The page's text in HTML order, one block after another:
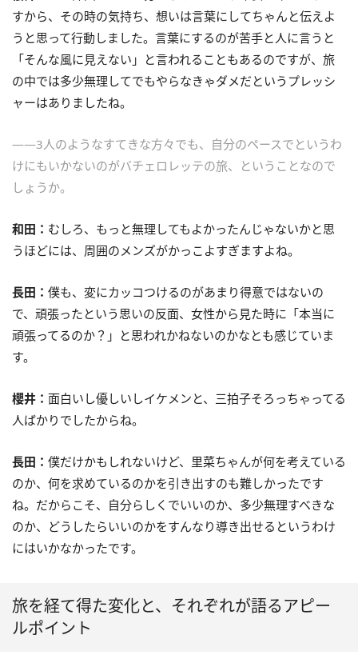
すから、その時の気持ち、想いは言葉にしてちゃんと伝えよ
うと思って行動しました。言葉にするのが苦手と人に言うと
「そんな風に見えない」と言われることもあるのですが、旅
の中では多少無理してでもやらなきゃダメだというプレッシ
ャーはありましたね。
――3人のようなすてきな方々でも、自分のペースでというわ
けにもいかないのがバチェロレッテの旅、ということなので
しょうか。
和田： むしろ、もっと無理してもよかったんじゃないかと思
うほどには、周囲のメンズがかっこよすぎますよね。
長田： 僕も、変にカッコつけるのがあまり得意ではないの
で、頑張ったという思いの反面、女性から見た時に「本当に
頑張ってるのか？」と思われかねないのかなとも感じていま
す。
櫻井： 面白いし優しいしイケメンと、三拍子そろっちゃってる
人ばかりでしたからね。
長田： 僕だけかもしれないけど、里菜ちゃんが何を考えている
のか、何を求めているのかを引き出すのも難しかったです
ね。だからこそ、自分らしくでいいのか、多少無理すべきな
のか、どうしたらいいのかをすんなり導き出せるというわけ
にはいかなかったです。
旅を経て得た変化と、それぞれが語るアピー
ルポイント